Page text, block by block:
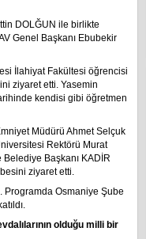
DOLĞUN ile birlikte
Genel Başkanı Ebubekir
İlahiyat Fakültesi öğrencisi
ziyaret etti. Yasemin
kendisi gibi öğretmen
Müdürü Ahmet Selçuk
Rektörü Murat
Başkanı KADİR
ziyaret etti.
Programda Osmaniye Şube
olduğu milli bir